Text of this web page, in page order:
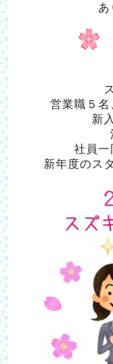
あ
営業職５
新
社員一
新年度のス